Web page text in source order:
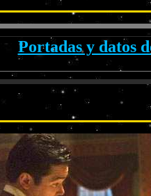
Portadas y datos